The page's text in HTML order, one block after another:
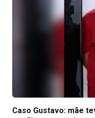
Caso Gustavo: mãe